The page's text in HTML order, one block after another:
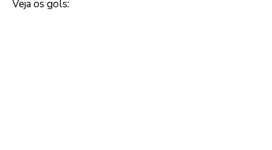
Veja os gols: